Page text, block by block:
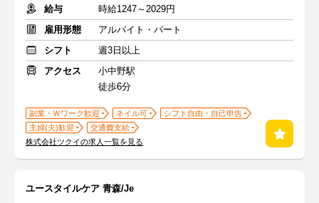
給与
時給1247～2029円
雇用形態
アルバイト・パート
シフト
週3日以上
アクセス
小中野駅
徒歩6分
副業・Ｗワーク歓迎 ネイル可
シフト自由・自己申告
主婦(夫)歓迎
交通費支給
株式会社ツクイの求人一覧を見る
ユースタイルケア 青森/Je